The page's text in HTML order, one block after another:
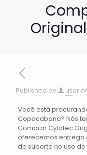
Published by user
Você está
Copacabana? Nós
Comprar Cytotec
oferecemos entrega
de suporte no uso